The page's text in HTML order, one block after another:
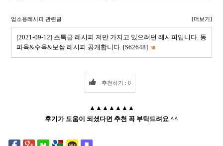
업소용레시피 관련글 [더보기]
[2021-09-12] 초특급 레시피 저만 가지고 있으려던 레시피입니다. 동
파육&수육&보쌈 레시피 공개합니다. [S62648] 50
추천하기 : 0
▲▲▲▲▲▲▲
후기가 도움이 되셨다면 추천 꼭 부탁드려요 ^^